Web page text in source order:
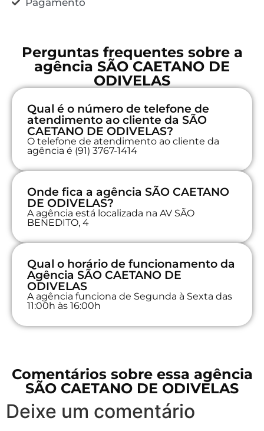
Perguntas frequentes sobre a
agência SÃO CAETANO DE
ODIVELAS
Qual é o número de telefone de
atendimento ao cliente da SÃO
CAETANO DE ODIVELAS?
O telefone de atendimento ao cliente da
agência é (91) 3767-1414
Onde fica a agência SÃO CAETANO
DE ODIVELAS?
A agência está localizada na AV SÃO
BENEDITO, 4
Qual o horário de funcionamento da
Agência SÃO CAETANO DE
ODIVELAS
A agência funciona de Segunda à Sexta das
11:00h às 16:00h
Comentários sobre essa agência
SÃO CAETANO DE ODIVELAS
Deixe um comentário